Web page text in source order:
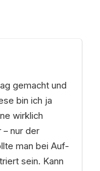
gemacht und
bin ich ja
wirklich
nur der
man bei Auf-
sein. Kann